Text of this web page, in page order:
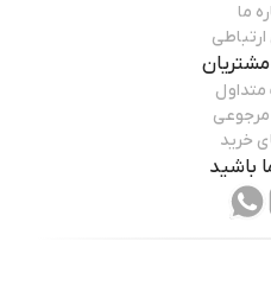
ما
ارتباطی
متداول
مرجوعی
خرید
باشید